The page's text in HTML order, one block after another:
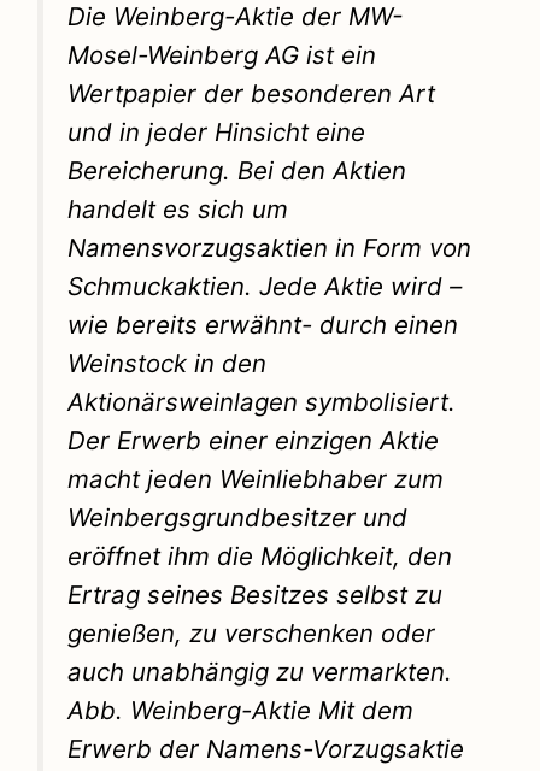
Die Weinberg-Aktie der MW-
Mosel-Weinberg AG ist ein
Wertpapier der besonderen Art
und in jeder Hinsicht eine
Bereicherung. Bei den Aktien
handelt es sich um
Namensvorzugsaktien in Form von
Schmuckaktien. Jede Aktie wird –
wie bereits erwähnt- durch einen
Weinstock in den
Aktionärsweinlagen symbolisiert.
Der Erwerb einer einzigen Aktie
macht jeden Weinliebhaber zum
Weinbergsgrundbesitzer und
eröffnet ihm die Möglichkeit, den
Ertrag seines Besitzes selbst zu
genießen, zu verschenken oder
auch unabhängig zu vermarkten.
Abb. Weinberg-Aktie Mit dem
Erwerb der Namens-Vorzugsaktie